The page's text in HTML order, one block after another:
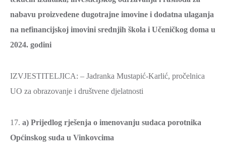
nabavu proizvedene dugotrajne imovine i dodatna ulaganja
na nefinancijskoj imovini srednjih škola i Učeničkog doma u
2024. godini
IZVJESTITELJICA: – Jadranka Mustapić-Karlić, pročelnica
UO za obrazovanje i društvene djelatnosti
17. a) Prijedlog rješenja o imenovanju sudaca porotnika
Općinskog suda u Vinkovcima